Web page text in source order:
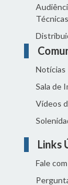
Notícias
Sala de
Vídeos
Links
Fale